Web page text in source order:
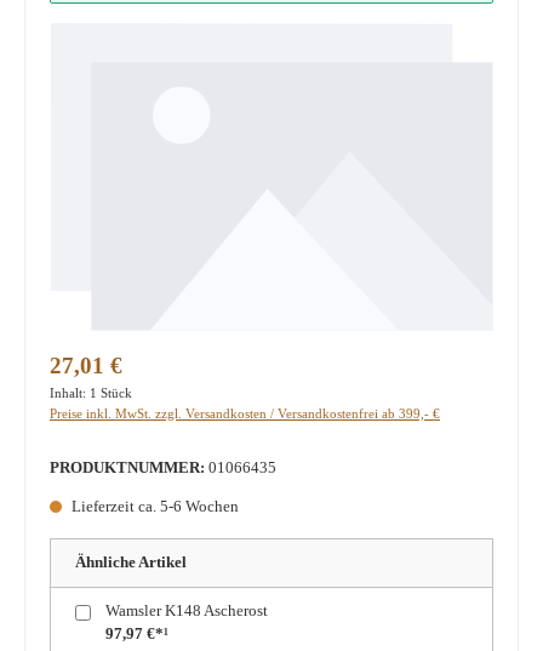
Regulärer Preis:
27,01 €
Inhalt: 1 Stück
Preise inkl. MwSt. zzgl. Versandkosten / Versandkostenfrei ab 399,- €
PRODUKTNUMMER: 01066435
Lieferzeit ca. 5-6 Wochen
Ähnliche Artikel
Wamsler K148 Ascherost
97,97 €*¹